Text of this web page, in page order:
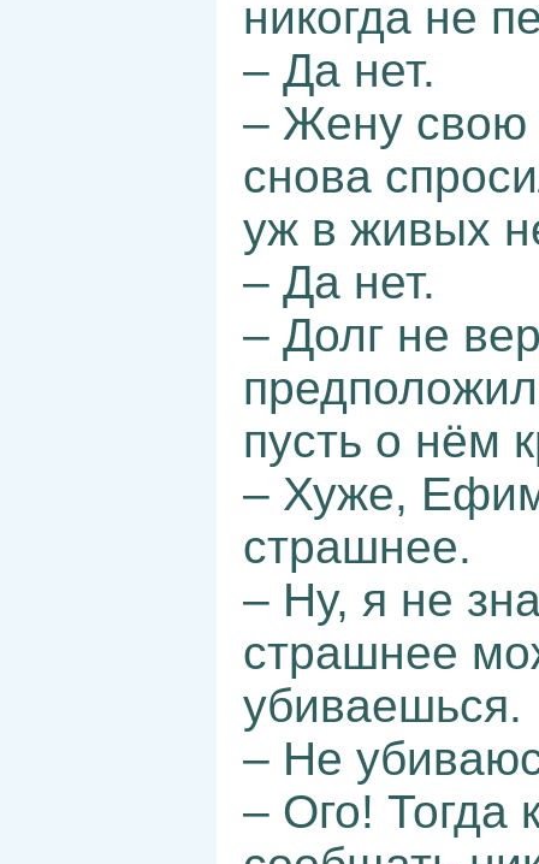
никогда не
– Да нет.
– Жену свою
снова
уж в живых
– Да нет.
– Долг не
пусть о нём
– Хуже,
страшнее.
– Ну, я не
страшнее
убиваешься.
– Не
– Ого! Тогда